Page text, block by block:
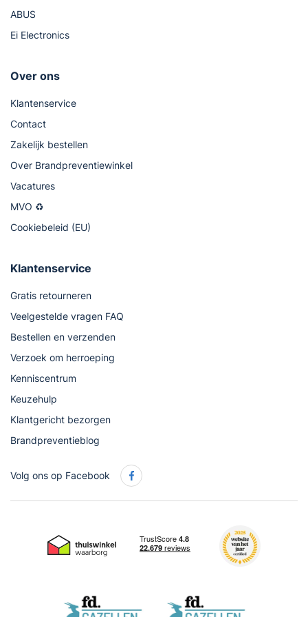
ABUS
Ei Electronics
Over ons
Klantenservice
Contact
Zakelijk bestellen
Over Brandpreventiewinkel
Vacatures
MVO ♻
Cookiebeleid (EU)
Klantenservice
Gratis retourneren
Veelgestelde vragen FAQ
Bestellen en verzenden
Verzoek om herroeping
Kenniscentrum
Keuzehulp
Klantgericht bezorgen
Brandpreventieblog
Volg ons op Facebook